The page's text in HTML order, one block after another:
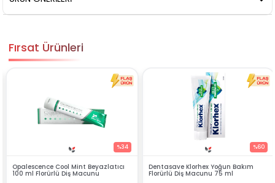
Fırsat Ürünleri
%34
Opalescence Cool Mint Beyazlatıcı
100 ml Florürlü Diş Macunu
%60
Dentasave Klorhex Yoğun Bakım
Florürlü Diş Macunu 75 ml